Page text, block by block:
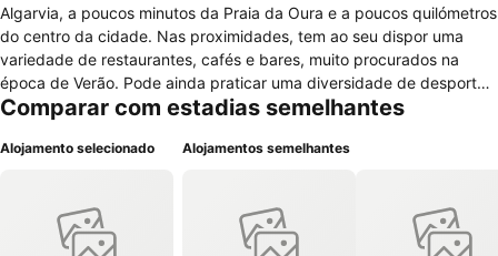
Algarvia, a poucos minutos da Praia da Oura e a poucos quilómetros
do centro da cidade. Nas proximidades, tem ao seu dispor uma
variedade de restaurantes, cafés e bares, muito procurados na
época de Verão. Pode ainda praticar uma diversidade de desportos
como caminhadas, golfe, passeios de barco e vários desportos
facilidades simples como varanda privada com vistas para o mar e
frigorífico, máquina de café, forno, fogão e todos os utensílios
necessários para preparar as suas refeições. Neste alojamento você
Comparar com estadias semelhantes
Alojamento selecionado Alojamentos semelhantes